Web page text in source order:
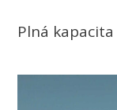
Plná